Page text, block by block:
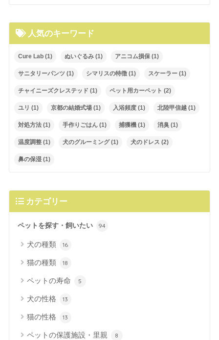
人気のキーワード
Cure Lab(1) ぬいぐるみ(1) アニコム損保(1)
サニタリーパンツ (1) シマリスの特徴(1) スケーラー(1)
チャイニーズクレステッド (1) ペット用カーペット (2)
ユリ (1) 京都の結婚式場(1) 入浴頻度(1) 北陸甲信越(1)
対処方法(1) 手作りごはん(1) 捕獲機(1) 消臭(1)
温度調整(1) 犬のグルーミング(1) 犬のドレス (2)
鼻の保湿(1)
カテゴリー
ペットを探す・飼いたい 94
犬の種類 16
猫の種類 18
ペットの寿命 5
犬の性格 13
猫の性格 13
ペットの保護施設・里親 8